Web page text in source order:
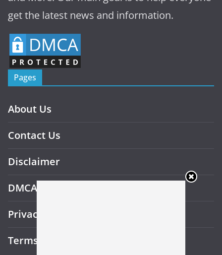
get the latest news and information.
Pages
About Us
Contact Us
Disclaimer
DMCA
Privacy Policy
Terms and Conditions